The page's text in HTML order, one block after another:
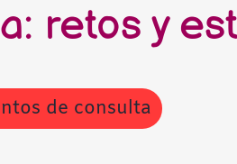
retos y
de consulta